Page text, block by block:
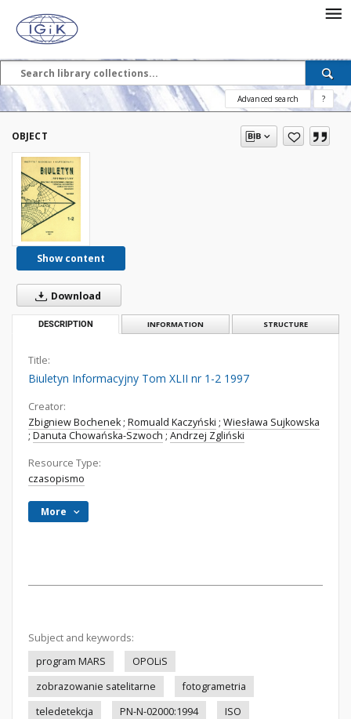
Advanced search ?
OBJECT
Show content
Download
DESCRIPTION INFORMATION STRUCTURE
Title:
Biuletyn Informacyjny Tom XLII nr 1-2 1997
Creator:
Zbigniew Bochenek ; Romuald Kaczyński ; Wiesława Sujkowska
; Danuta Chowańska-Szwoch ; Andrzej Zgliński
Resource Type:
czasopismo
More
Subject and keywords:
program MARS
OPOLiS
zobrazowanie satelitarne
fotogrametria
teledetekcja
PN-N-02000:1994 ISO